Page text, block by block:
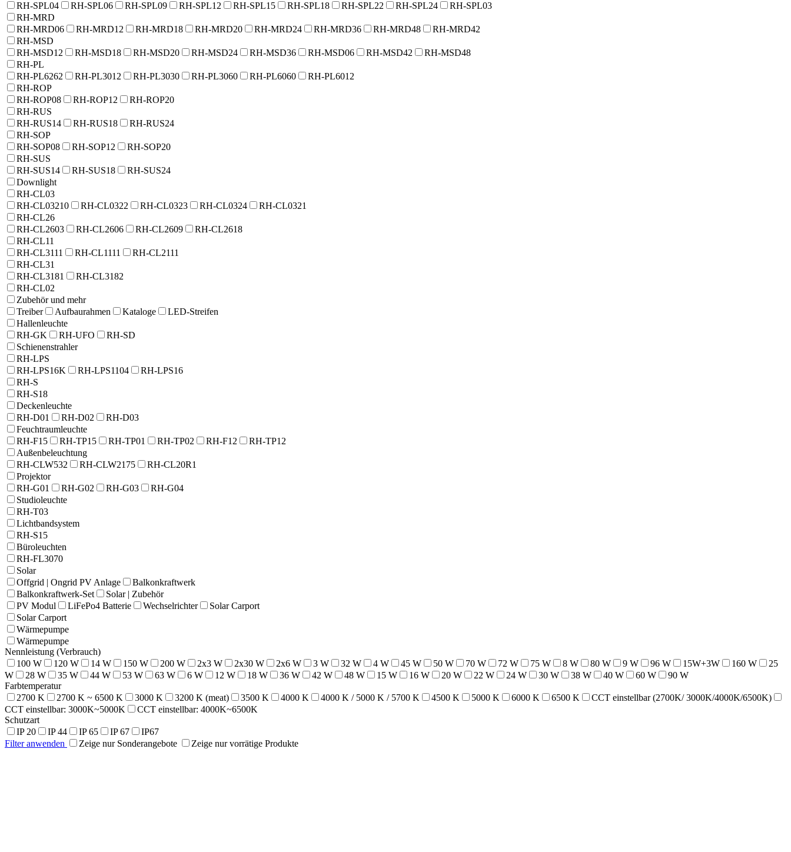
RH-SPL04
RH-SPL06 RH-SPL09 RH-SPL12 RH-SPL15 RH-SPL18 RH-SPL22 RH-SPL24
RH-SPL03
RH-MRD
RH-MRD06
RH-MRD12 RH-MRD18 RH-MRD20 RH-MRD24 RH-MRD36 RH-MRD48
RH-MRD42
RH-MSD
RH-MSD12
RH-MSD18 RH-MSD20 RH-MSD24 RH-MSD36 RH-MSD06 RH-MSD42
RH-MSD48
RH-PL
RH-PL6262
RH-PL3012 RH-PL3030 RH-PL3060 RH-PL6060
RH-PL6012
RH-ROP
RH-ROP08
RH-ROP12
RH-ROP20
RH-RUS
RH-RUS14
RH-RUS18
RH-RUS24
RH-SOP
RH-SOP08
RH-SOP12
RH-SOP20
RH-SUS
RH-SUS14
RH-SUS18
RH-SUS24
Downlight
RH-CL03
RH-CL03210
RH-CL0322 RH-CL0323 RH-CL0324
RH-CL0321
RH-CL26
RH-CL2603
RH-CL2606 RH-CL2609
RH-CL2618
RH-CL11
RH-CL3111
RH-CL1111
RH-CL2111
RH-CL31
RH-CL3181
RH-CL3182
RH-CL02
Zubehör und mehr
Treiber
Aufbaurahmen Kataloge
LED-Streifen
Hallenleuchte
RH-GK
RH-UFO
RH-SD
Schienenstrahler
RH-LPS
RH-LPS16K
RH-LPS1104
RH-LPS16
RH-S
RH-S18
Deckenleuchte
RH-D01
RH-D02
RH-D03
Feuchtraumleuchte
RH-F15
RH-TP15 RH-TP01 RH-TP02 RH-F12
RH-TP12
Außenbeleuchtung
RH-CLW532
RH-CLW2175
RH-CL20R1
Projektor
RH-G01
RH-G02 RH-G03
RH-G04
Studioleuchte
RH-T03
Lichtbandsystem
RH-S15
Büroleuchten
RH-FL3070
Solar
Offgrid | Ongrid PV Anlage
Balkonkraftwerk
Balkonkraftwerk-Set
Solar | Zubehör
PV Modul
LiFePo4 Batterie Wechselrichter
Solar Carport
Solar Carport
Wärmepumpe
Wärmepumpe
Nennleistung (Verbrauch)
100 W
120 W 14 W 150 W 200 W 2x3 W 2x30 W 2x6 W 3 W 32 W 4 W 45 W 50 W 70 W 72 W 75 W 8 W 80 W 9 W 96 W 15W+3W 160 W
25
W
28 W 35 W 44 W 53 W 63 W 6 W 12 W 18 W 36 W 42 W 48 W 15 W 16 W 20 W 22 W 24 W 30 W 38 W 40 W 60 W
90 W
Farbtemperatur
2700 K
2700 K ~ 6500 K 3000 K 3200 K (meat) 3500 K 4000 K 4000 K / 5000 K / 5700 K 4500 K 5000 K 6000 K 6500 K
CCT einstellbar (2700K/ 3000K/4000K/6500K)
CCT einstellbar: 3000K~5000K
CCT einstellbar: 4000K~6500K
Schutzart
IP 20
IP 44 IP 65 IP 67
IP67
Filter anwenden
Zeige nur Sonderangebote Zeige nur vorrätige Produkte